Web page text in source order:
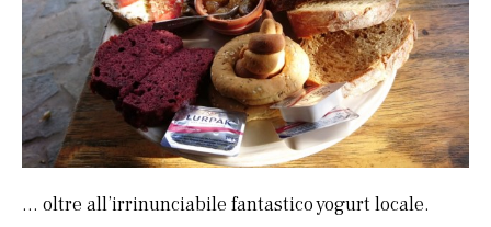
… oltre all’irrinunciabile fantastico yogurt locale.